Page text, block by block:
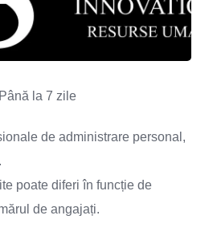
la 7 zile
de administrare personal,
poate diferi în funcție de
de angajați.